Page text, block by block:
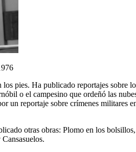
pies. Ha publicado reportajes sobre
o el campesino que ordeñó las
un reportaje sobre crímenes militares
otras obras: Plomo en los bolsillos
Cansasuelos.